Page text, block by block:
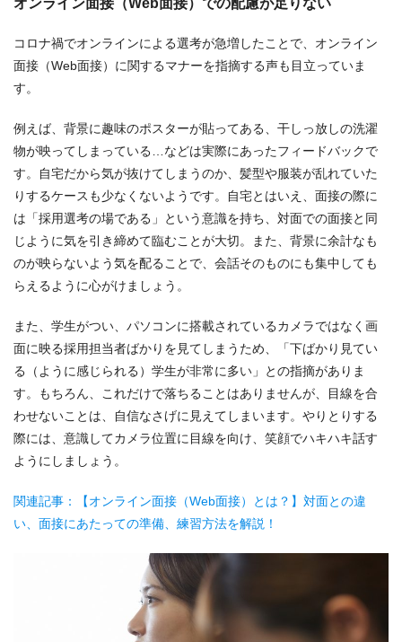
オンライン面接（Web面接）での配慮が足りない
コロナ禍でオンラインによる選考が急増したことで、オンライン
面接（Web面接）に関するマナーを指摘する声も目立っていま
す。
例えば、背景に趣味のポスターが貼ってある、干しっ放しの洗濯
物が映ってしまっている…などは実際にあったフィードバックで
す。自宅だから気が抜けてしまうのか、髪型や服装が乱れていた
りするケースも少なくないようです。自宅とはいえ、面接の際に
は「採用選考の場である」という意識を持ち、対面での面接と同
じように気を引き締めて臨むことが大切。また、背景に余計なも
のが映らないよう気を配ることで、会話そのものにも集中しても
らえるように心がけましょう。
また、学生がつい、パソコンに搭載されているカメラではなく画
面に映る採用担当者ばかりを見てしまうため、「下ばかり見てい
る（ように感じられる）学生が非常に多い」との指摘がありま
す。もちろん、これだけで落ちることはありませんが、目線を合
わせないことは、自信なさげに見えてしまいます。やりとりする
際には、意識してカメラ位置に目線を向け、笑顔でハキハキ話す
ようにしましょう。
関連記事：【オンライン面接（Web面接）とは？】対面との違
い、面接にあたっての準備、練習方法を解説！